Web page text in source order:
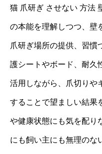
猫 爪研ぎ させない 方法
の本能を理解しつつ、壁
爪研ぎ場所の提供、習慣
護シートやボード、耐久
活用しながら、爪切りや
することで望ましい結果
や健康状態にも気を配り
にも飼い主にも無理のな